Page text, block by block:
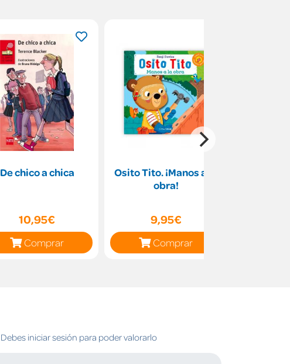
De chico a chica
10,95€
Comprar
Osito Tito. ¡Manos a la
obra!
9,95€
Comprar
Debes iniciar sesión para poder valorarlo